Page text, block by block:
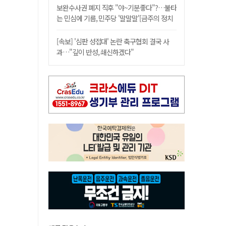
보완수사권 폐지 직후 "야~기분좋다"?…불타
는 민심에 기름, 민주당 '말말말'[금주의 정치
[속보] '심판 성접대' 논란 축구협회 결국 사
과…"깊이 반성, 쇄신하겠다"